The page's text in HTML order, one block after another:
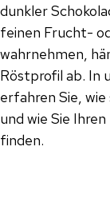
dunkler
feinen Frucht-
wahrnehmen,
Röstprofil ab. In
erfahren Sie, wie
und wie Sie
finden.